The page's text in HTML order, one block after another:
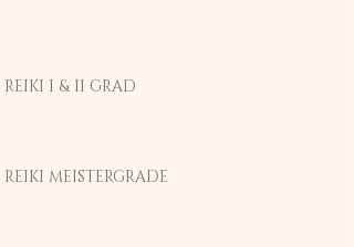
REIKI I & II GRAD
REIKI MEISTERGRADE